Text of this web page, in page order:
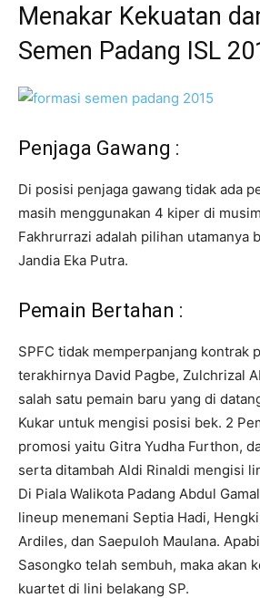
Menakar Kekuatan
Semen Padang ISL
Penjaga Gawang :
Di posisi penjaga gawang tidak ada
masih menggunakan 4 kiper di
Fakhrurrazi adalah pilihan utamanya
Jandia Eka Putra.
Pemain Bertahan :
SPFC tidak memperpanjang kontrak
terakhirnya David Pagbe, Zulchrizal
salah satu pemain baru yang di
Kukar untuk mengisi posisi bek. 2
promosi yaitu Gitra Yudha Furthon,
serta ditambah Aldi Rinaldi mengisi
Di Piala Walikota Padang Abdul
lineup menemani Septia Hadi, Hengki
Ardiles, dan Saepuloh Maulana.
Sasongko telah sembuh, maka akan
kuartet di lini belakang SP.